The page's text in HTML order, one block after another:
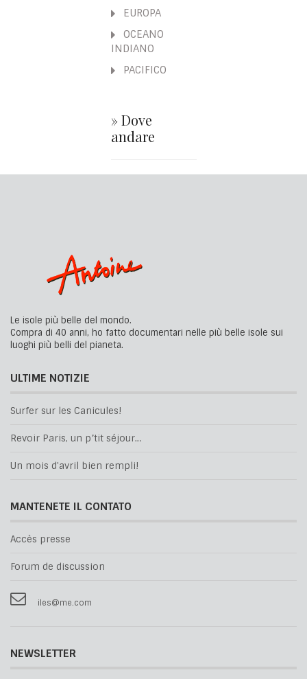
EUROPA
OCEANO
INDIANO
PACIFICO
» Dove
andare
Le isole più belle del mondo.
Compra di 40 anni, ho fatto documentari nelle più belle isole sui
luoghi più belli del pianeta.
ULTIME NOTIZIE
Surfer sur les Canicules!
Revoir Paris, un p’tit séjour…
Un mois d'avril bien rempli!
MANTENETE IL CONTATO
Accès presse
Forum de discussion
iles@me.com
NEWSLETTER